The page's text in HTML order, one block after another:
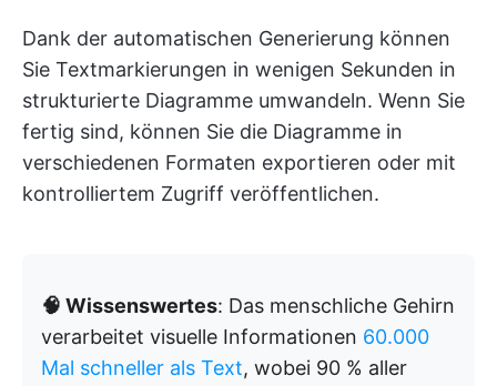
Dank der automatischen Generierung können
Sie Textmarkierungen in wenigen Sekunden in
strukturierte Diagramme umwandeln. Wenn Sie
fertig sind, können Sie die Diagramme in
verschiedenen Formaten exportieren oder mit
kontrolliertem Zugriff veröffentlichen.
🧠 Wissenswertes: Das menschliche Gehirn
verarbeitet visuelle Informationen 60.000
Mal schneller als Text, wobei 90 % aller